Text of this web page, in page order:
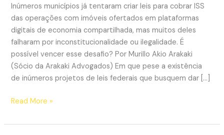
Inúmeros municípios já tentaram criar leis para cobrar ISS
das operações com imóveis ofertados em plataformas
digitais de economia compartilhada, mas muitos deles
falharam por inconstitucionalidade ou ilegalidade. É
possível vencer esse desafio? Por Murillo Akio Arakaki
(Sócio da Arakaki Advogados) Em que pese a existência
de inúmeros projetos de leis federais que busquem dar […]
Airbnb
o
Read More »